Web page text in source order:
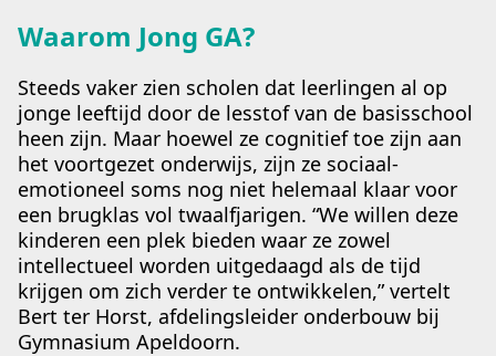
Waarom Jong GA?
Steeds vaker zien scholen dat leerlingen al op
jonge leeftijd door de lesstof van de basisschool
heen zijn. Maar hoewel ze cognitief toe zijn aan
het voortgezet onderwijs, zijn ze sociaal-
emotioneel soms nog niet helemaal klaar voor
een brugklas vol twaalfjarigen. “We willen deze
kinderen een plek bieden waar ze zowel
intellectueel worden uitgedaagd als de tijd
krijgen om zich verder te ontwikkelen,” vertelt
Bert ter Horst, afdelingsleider onderbouw bij
Gymnasium Apeldoorn.